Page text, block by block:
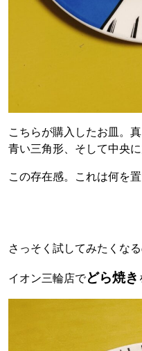
こちらが購入したお皿。
青い三角形、そして中央に
この存在感。これは何を
さっそく試してみたくな
イオン三輪店でどら焼き